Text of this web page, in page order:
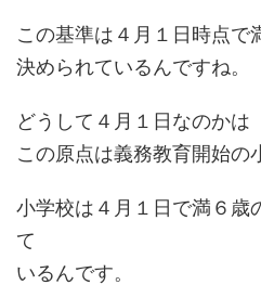
この基準は４月１日時点で
決められているんですね。
どうして４月１日なのかは
この原点は義務教育開始の
小学校は４月１日で満６歳
て
いるんです。